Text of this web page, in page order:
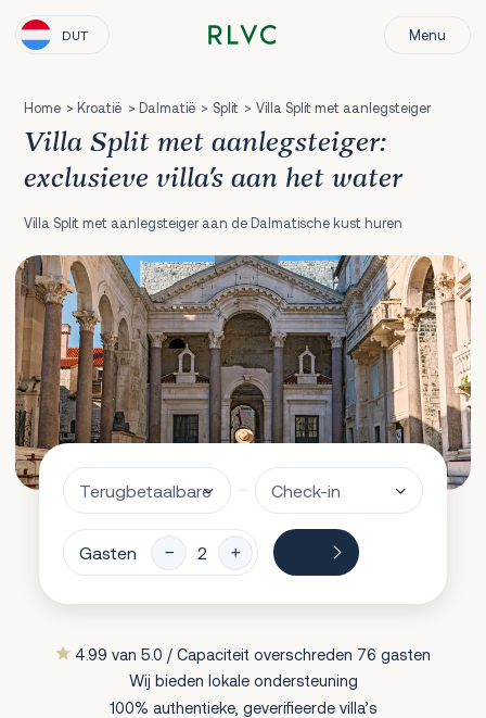
DUT Menu
Home Kroatië Dalmatië Split Villa Split met aanlegsteiger
Villa Split met aanlegsteiger:
exclusieve villa's aan het water
Villa Split met aanlegsteiger aan de Dalmatische kust huren
Gasten
4.99 van 5.0 / Capaciteit overschreden 76 gasten
Wij bieden lokale ondersteuning
100% authentieke, geverifieerde villa’s